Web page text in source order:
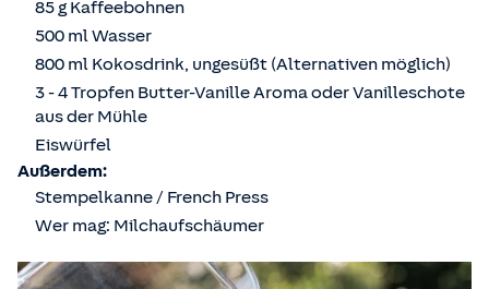
85 g Kaffeebohnen
500 ml Wasser
800 ml Kokosdrink, ungesüßt (Alternativen möglich)
3 - 4 Tropfen Butter-Vanille Aroma oder Vanilleschote
aus der Mühle
Eiswürfel
Außerdem:
Stempelkanne / French Press
Wer mag: Milchaufschäumer